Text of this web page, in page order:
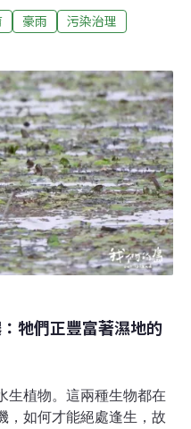
、油漬，相關清理還在繼
完成改善，後續也將依
首座「碳中和廟宇」雲林
香、燒金需求增，廟方為
濾懸浮物、空污氣體的環
方攜手台灣碳資產公司，
上的碳權。廟方表示，
和」的廟宇。（自由時報
豪雨
污染治理
牠們正豐富著濕地的
生植物。這兩種生物都在
，如何才能絕處逢生，故